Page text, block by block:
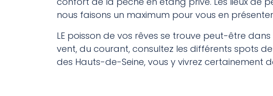
nous faisons un maximum pour vous en
LE poisson de vos rêves se trouve peut-être
vent, du courant, consultez les différents spots
des Hauts-de-Seine, vous y vivrez certainement